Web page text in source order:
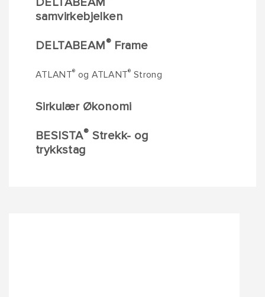
samvirkebjelken
DELTABEAM® Frame
ATLANT® og ATLANT® Strong
Sirkulær Økonomi
BESISTA® Strekk- og
trykkstag